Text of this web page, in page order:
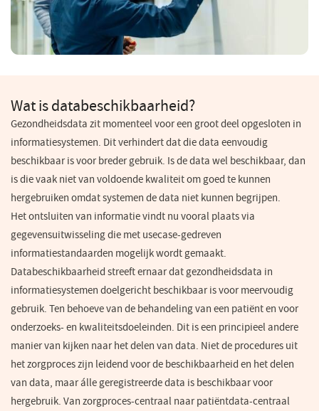
Wat is databeschikbaarheid?
Gezondheidsdata zit momenteel voor een groot deel opgesloten in
informatiesystemen. Dit verhindert dat die data eenvoudig
beschikbaar is voor breder gebruik. Is de data wel beschikbaar, dan
is die vaak niet van voldoende kwaliteit om goed te kunnen
hergebruiken omdat systemen de data niet kunnen begrijpen.
Het ontsluiten van informatie vindt nu vooral plaats via
gegevensuitwisseling die met usecase-gedreven
informatiestandaarden mogelijk wordt gemaakt.
Databeschikbaarheid streeft ernaar dat gezondheidsdata in
informatiesystemen doelgericht beschikbaar is voor meervoudig
gebruik. Ten behoeve van de behandeling van een patiënt en voor
onderzoeks- en kwaliteitsdoeleinden. Dit is een principieel andere
manier van kijken naar het delen van data. Niet de procedures uit
het zorgproces zijn leidend voor de beschikbaarheid en het delen
van data, maar álle geregistreerde data is beschikbaar voor
hergebruik. Van zorgproces-centraal naar patiëntdata-centraal